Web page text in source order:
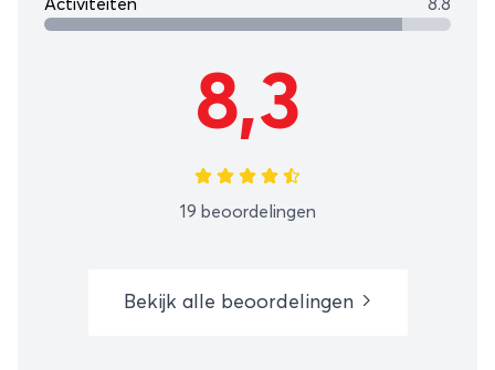
Activiteiten 8.8
8,3
19 beoordelingen
Bekijk alle beoordelingen